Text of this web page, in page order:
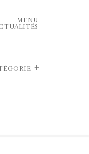
MENU